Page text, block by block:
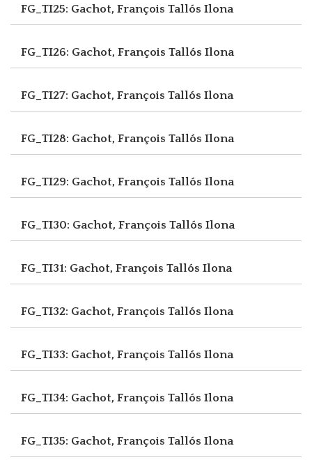
FG_TI25: Gachot, François Tallós Ilona
FG_TI26: Gachot, François Tallós Ilona
FG_TI27: Gachot, François Tallós Ilona
FG_TI28: Gachot, François Tallós Ilona
FG_TI29: Gachot, François Tallós Ilona
FG_TI30: Gachot, François Tallós Ilona
FG_TI31: Gachot, François Tallós Ilona
FG_TI32: Gachot, François Tallós Ilona
FG_TI33: Gachot, François Tallós Ilona
FG_TI34: Gachot, François Tallós Ilona
FG_TI35: Gachot, François Tallós Ilona